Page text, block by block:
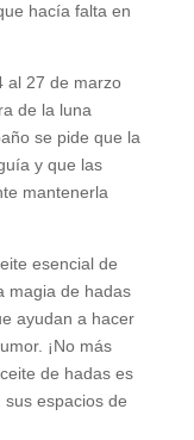
hacía falta en
al 27 de marzo
de la luna
se pide que la
y que las
mantenerla
esencial de
magia de hadas
ayudan a hacer
¡No más
de hadas es
espacios de